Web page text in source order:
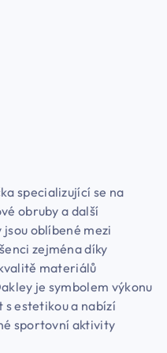
specializující se na
obruby a další
oblíbené mezi
zejména díky
materiálů
je symbolem výkonu
s estetikou a nabízí
sportovní aktivity